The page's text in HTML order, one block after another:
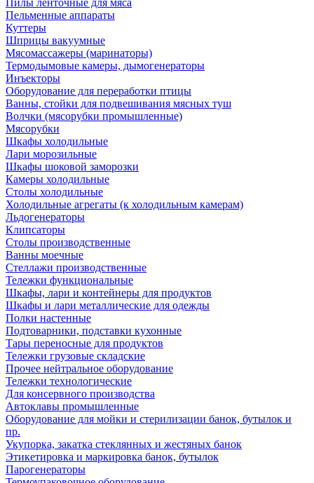
Пилы ленточные для мяса
Пельменные аппараты
Куттеры
Шприцы вакуумные
Мясомассажеры (маринаторы)
Термодымовые камеры, дымогенераторы
Инъекторы
Оборудование для переработки птицы
Ванны, стойки для подвешивания мясных туш
Волчки (мясорубки промышленные)
Мясорубки
Шкафы холодильные
Лари морозильные
Шкафы шоковой заморозки
Камеры холодильные
Столы холодильные
Холодильные агрегаты (к холодильным камерам)
Льдогенераторы
Клипсаторы
Столы производственные
Ванны моечные
Стеллажи производственные
Тележки функциональные
Шкафы, лари и контейнеры для продуктов
Шкафы и лари металлические для одежды
Полки настенные
Подтоварники, подставки кухонные
Тары переносные для продуктов
Тележки грузовые складские
Прочее нейтральное оборудование
Тележки технологические
Для консервного производства
Автоклавы промышленные
Оборудование для мойки и стерилизации банок, бутылок и
пр.
Укупорка, закатка стеклянных и жестяных банок
Этикетировка и маркировка банок, бутылок
Парогенераторы